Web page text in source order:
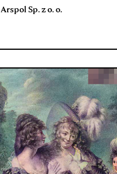
Arspol Sp. z o. o.